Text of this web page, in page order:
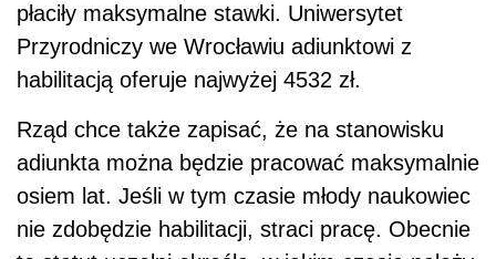
płaciły maksymalne stawki. Uniwersytet
Przyrodniczy we Wrocławiu adiunktowi z
habilitacją oferuje najwyżej 4532 zł.
Rząd chce także zapisać, że na stanowisku
adiunkta można będzie pracować maksymalnie
osiem lat. Jeśli w tym czasie młody naukowiec
nie zdobędzie habilitacji, straci pracę. Obecnie